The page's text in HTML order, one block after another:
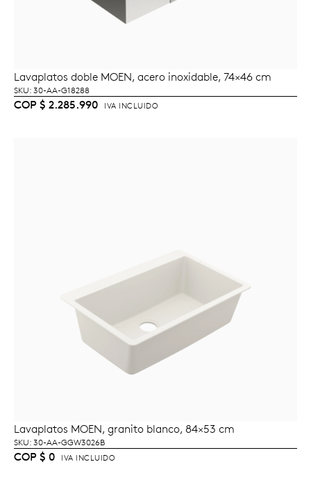
AÑADIR AL CARRITO
Lavaplatos doble MOEN, acero inoxidable, 74×46 cm
SKU: 30-AA-G18288
COP $ 2.285.990 IVA INCLUIDO
LEER MÁS
Lavaplatos MOEN, granito blanco, 84×53 cm
SKU: 30-AA-GGW3026B
COP $ 0 IVA INCLUIDO